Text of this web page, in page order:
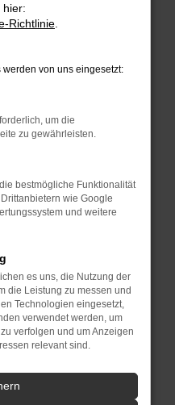
und deine
zum Beispiel deine
Werbeblocker,
Seiten
einem privaten
vorübergehende
Browser und dein
neuesten Stand
nicht nur ein
kann auch dazu
hier:
Richtlinie
von uns eingesetzt:
um die
zu gewährleisten.
bestmögliche Funktionalität
wie Google
und weitere
es uns, die Nutzung der
die Leistung zu messen und
Technologien eingesetzt,
verwendet werden, um
verfolgen und um Anzeigen
relevant sind.